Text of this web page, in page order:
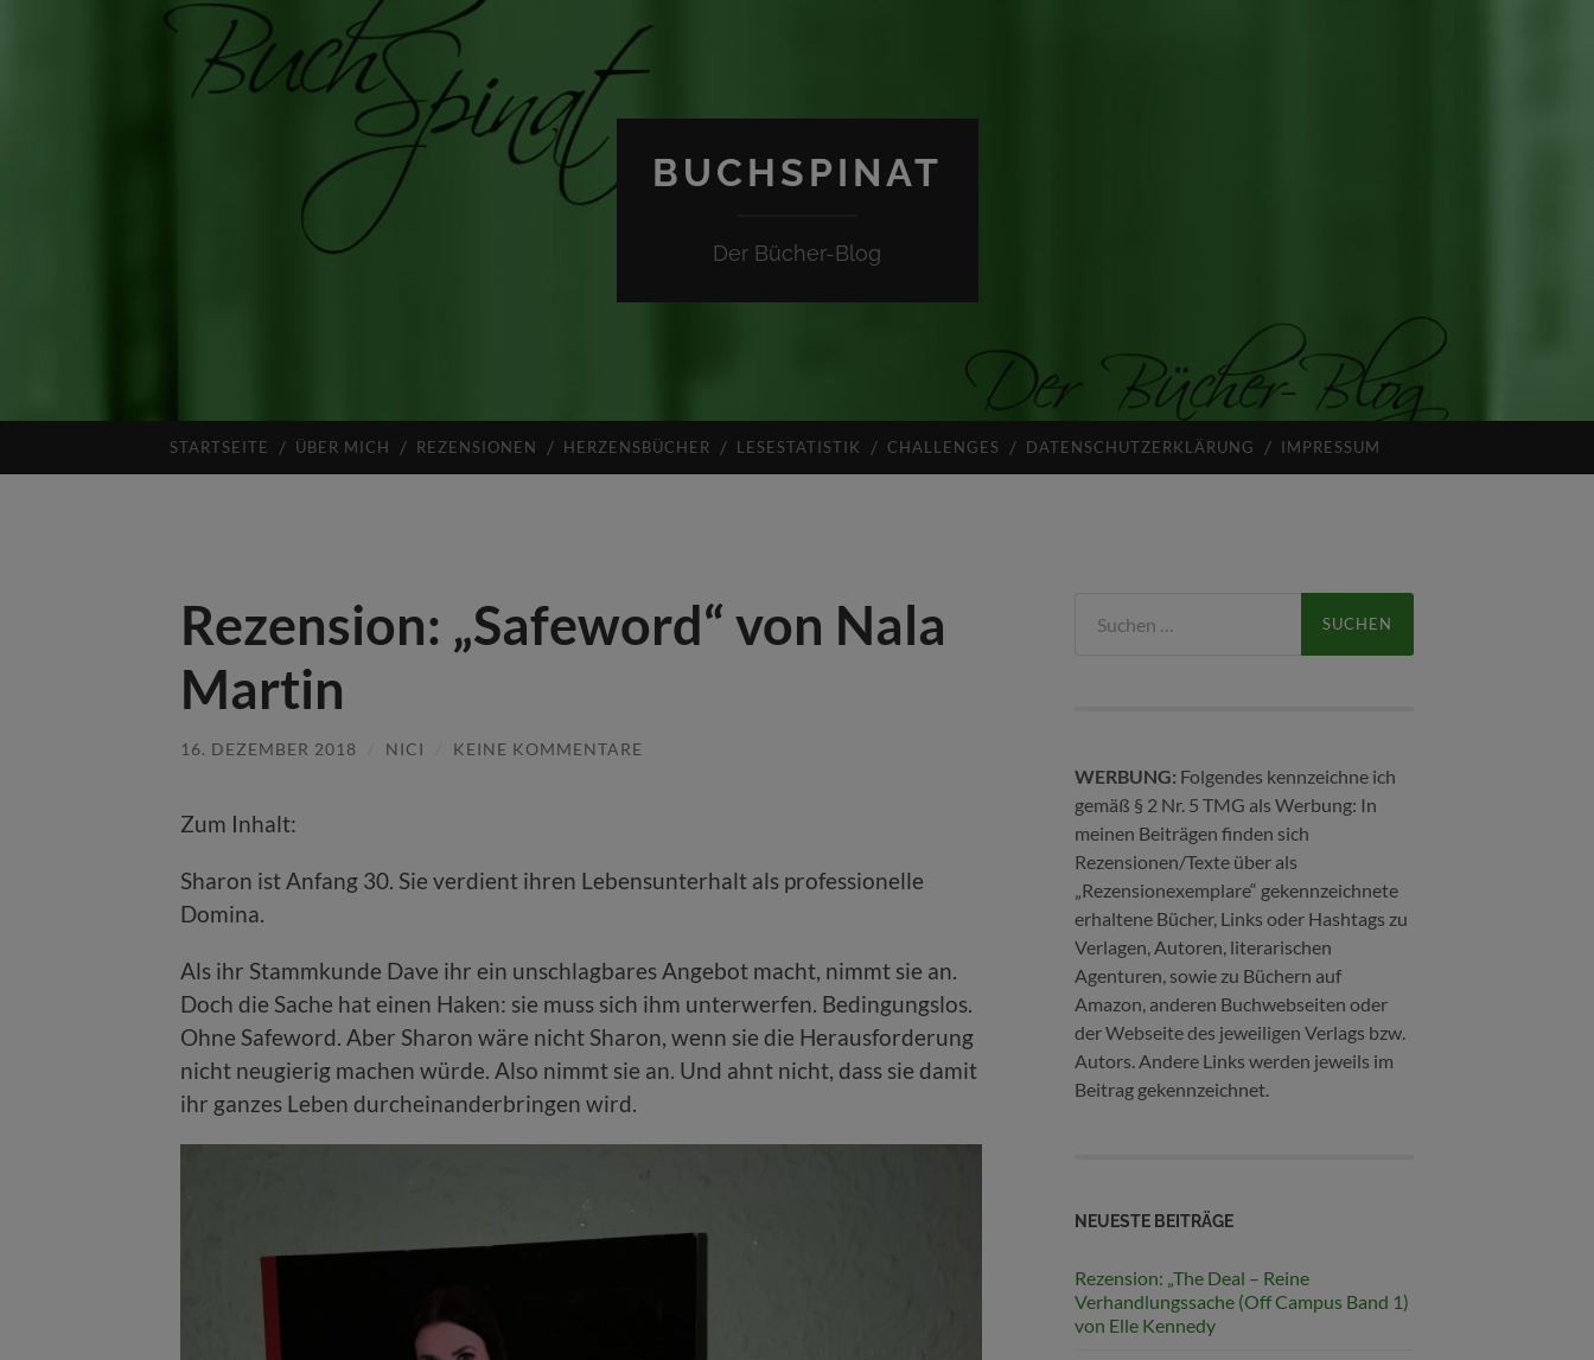
BUCHSPINAT
Der Bücher-Blog
STARTSEITE ÜBER MICH REZENSIONEN HERZENSBÜCHER LESESTATISTIK CHALLENGES DATENSCHUTZERKLÄRUNG IMPRESSUM
Rezension: „Safeword“ von Nala
Martin
16. DEZEMBER 2018 NICI KEINE KOMMENTARE
Zum Inhalt:
Sharon ist Anfang 30. Sie verdient ihren Lebensunterhalt als professionelle
Domina.
Als ihr Stammkunde Dave ihr ein unschlagbares Angebot macht, nimmt sie an.
Doch die Sache hat einen Haken: sie muss sich ihm unterwerfen. Bedingungslos.
Ohne Safeword. Aber Sharon wäre nicht Sharon, wenn sie die Herausforderung
nicht neugierig machen würde. Also nimmt sie an. Und ahnt nicht, dass sie damit
ihr ganzes Leben durcheinanderbringen wird.
nach:
WERBUNG: Folgendes kennzeichne ich
gemäß § 2 Nr. 5 TMG als Werbung: In
meinen Beiträgen finden sich
Rezensionen/Texte über als
„Rezensionexemplare“ gekennzeichnete
erhaltene Bücher, Links oder Hashtags zu
Verlagen, Autoren, literarischen
Agenturen, sowie zu Büchern auf
Amazon, anderen Buchwebseiten oder
der Webseite des jeweiligen Verlags bzw.
Autors. Andere Links werden jeweils im
Beitrag gekennzeichnet.
NEUESTE BEITRÄGE
Rezension: „The Deal – Reine
Verhandlungssache (Off Campus Band 1)
von Elle Kennedy